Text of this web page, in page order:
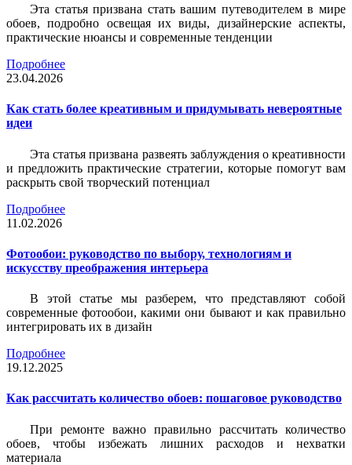
Эта статья призвана стать вашим путеводителем в мире
обоев, подробно освещая их виды, дизайнерские аспекты,
практические нюансы и современные тенденции
Подробнее
23.04.2026
Как стать более креативным и придумывать невероятные
идеи
Эта статья призвана развеять заблуждения о креативности
и предложить практические стратегии, которые помогут вам
раскрыть свой творческий потенциал
Подробнее
11.02.2026
Фотообои: руководство по выбору, технологиям и
искусству преображения интерьера
В этой статье мы разберем, что представляют собой
современные фотообои, какими они бывают и как правильно
интегрировать их в дизайн
Подробнее
19.12.2025
Как рассчитать количество обоев: пошаговое руководство
При ремонте важно правильно рассчитать количество
обоев, чтобы избежать лишних расходов и нехватки
материала